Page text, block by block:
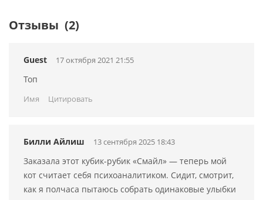
Отзывы (2)
Guest 17 октября 2021 21:55
Топ
Имя Цитировать
Билли Айлиш 13 сентября 2025 18:43
Заказала этот кубик-рубик «Смайл» — теперь мой
кот считает себя психоаналитиком. Сидит, смотрит,
как я полчаса пытаюсь собрать одинаковые улыбки